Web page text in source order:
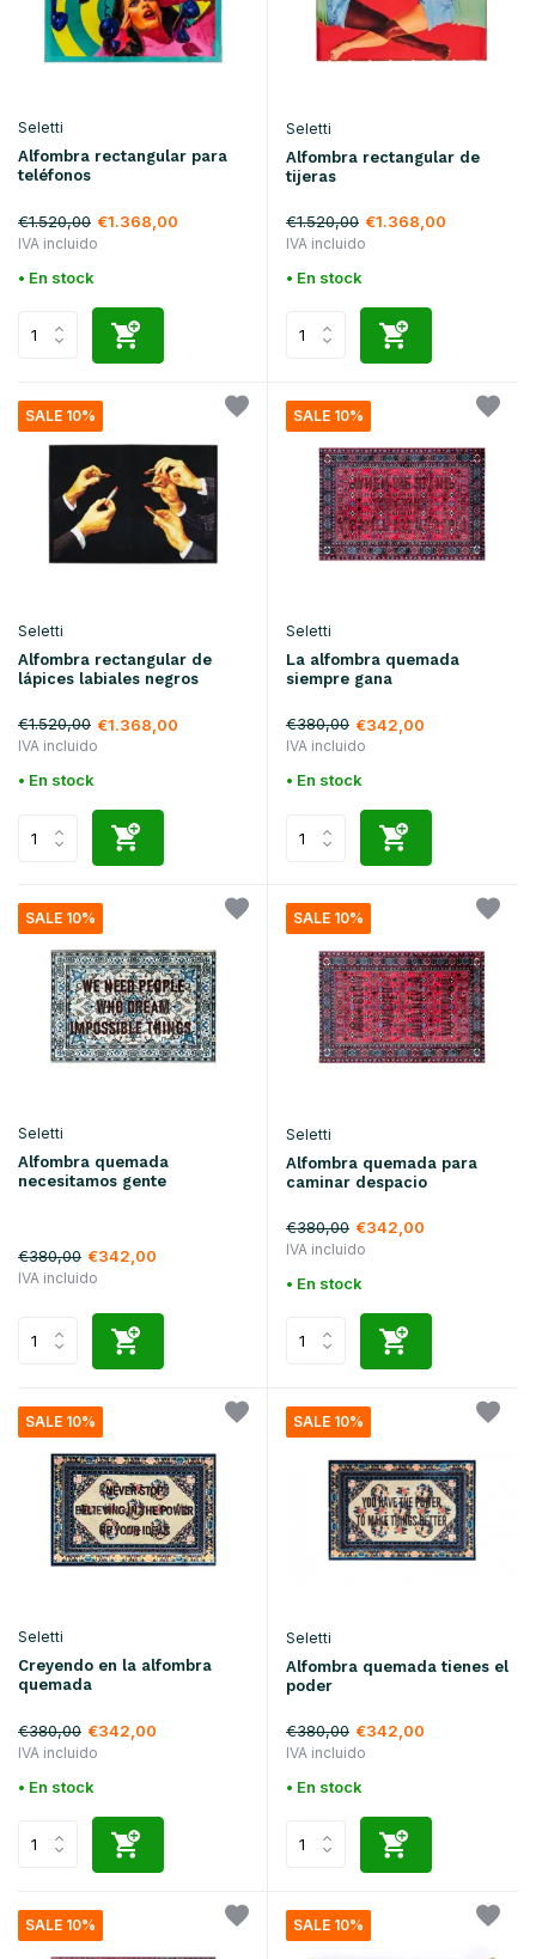
Seletti
Alfombra rectangular para
teléfonos
€1.520,00 €1.368,00
IVA incluido
• En stock
Seletti
Alfombra rectangular de
tijeras
€1.520,00 €1.368,00
IVA incluido
• En stock
SALE 10%
Seletti
Alfombra rectangular de
lápices labiales negros
€1.520,00 €1.368,00
IVA incluido
• En stock
SALE 10%
Seletti
La alfombra quemada
siempre gana
€380,00 €342,00
IVA incluido
• En stock
SALE 10%
Seletti
Alfombra quemada
necesitamos gente
€380,00 €342,00
IVA incluido
SALE 10%
Seletti
Alfombra quemada para
caminar despacio
€380,00 €342,00
IVA incluido
• En stock
SALE 10%
Seletti
Creyendo en la alfombra
quemada
€380,00 €342,00
IVA incluido
• En stock
SALE 10%
Seletti
Alfombra quemada tienes el
poder
€380,00 €342,00
IVA incluido
• En stock
SALE 10% SALE 10%